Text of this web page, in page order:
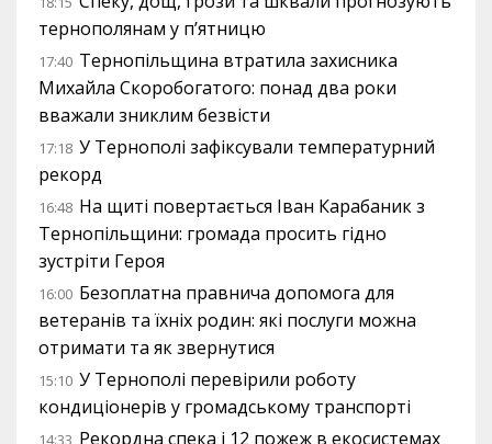
тернополянам у п’ятницю
17:40 Тернопільщина втратила захисника
Михайла Скоробогатого: понад два роки
вважали зниклим безвісти
17:18 У Тернополі зафіксували температурний
рекорд
16:48 На щиті повертається Іван Карабаник з
Тернопільщини: громада просить гідно
зустріти Героя
16:00 Безоплатна правнича допомога для
ветеранів та їхніх родин: які послуги можна
отримати та як звернутися
15:10 У Тернополі перевірили роботу
кондиціонерів у громадському транспорті
14:33 Рекордна спека і 12 пожеж в екосистемах